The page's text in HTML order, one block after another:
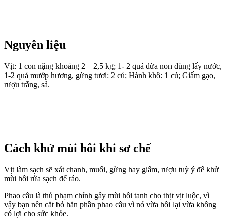
Nguyên liệu
Vịt: 1 con nặng khoảng 2 – 2,5 kg; 1- 2 quả dừa non dùng lấy nước,
1-2 quả mướp hương, gừng tươi: 2 củ; Hành khô: 1 củ; Giấm gạo,
rượu trắng, sả.
Cách khử mùi hôi khi sơ chế
Vịt làm sạch sẽ xát chanh, muối, gừng hay giấm, rượu tuỳ ý để khử
mùi hôi rửa sạch để ráo.
Phao câu là thủ phạm chính gây mùi hôi tanh cho thịt vịt luộc, vì
vậy bạn nên cắt bỏ hẳn phần phao câu vì nó vừa hôi lại vừa không
có lợi cho sức khỏe.